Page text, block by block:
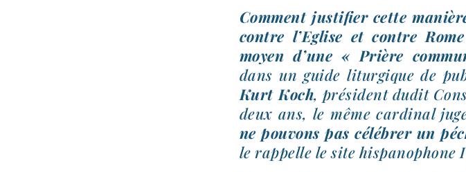
Comment jus­ti­fier cette
contre l’Eglise et contre
moyen d’une « Prière
dans un guide litur­gique de
Kurt Koch, pré­sident dudit
deux ans, le même car­di­nal
ne pou­vons pas célé­brer un
le rap­pelle le site his­pa­no­phone